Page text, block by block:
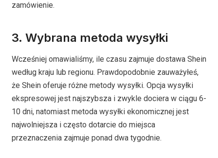
zamówienie.
3. Wybrana metoda wysyłki
Wcześniej omawialiśmy, ile czasu zajmuje dostawa Shein
według kraju lub regionu. Prawdopodobnie zauważyłeś,
że Shein oferuje różne metody wysyłki. Opcja wysyłki
ekspresowej jest najszybsza i zwykle dociera w ciągu 6-
10 dni, natomiast metoda wysyłki ekonomicznej jest
najwolniejsza i często dotarcie do miejsca
przeznaczenia zajmuje ponad dwa tygodnie.